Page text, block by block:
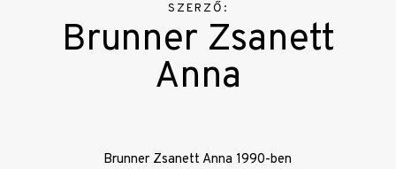
SZERZŐ:
Brunner Zsanett
Anna
Brunner Zsanett Anna 1990-ben